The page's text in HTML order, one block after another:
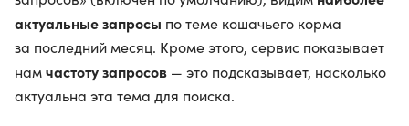
актуальные запросы по теме кошачьего корма
за последний месяц. Кроме этого, сервис показывает
намчастоту запросов — это подсказывает, насколько
актуальна эта тема для поиска.